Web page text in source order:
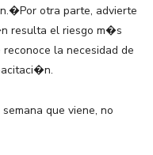
otra parte, advierte
resulta el riesgo m�s
la necesidad de
que viene, no